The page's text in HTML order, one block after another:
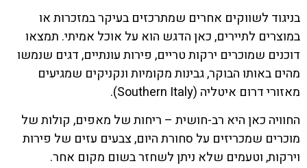
בניגוד לשווקים אחרים שמתרכזים בעיקר במזכרות או
במוצרים לתיירים, כאן הדגש הוא על אוכל אמיתי. תמצאו
דוכנים שמוכרים ירקות טריים, פירות עונתיים, דגים שנמשו
מהים באותו הבוקר, גבינות מקומיות ונקניקים שמגיעים
מאזורי דרום איטליה (Southern Italy).
החוויה כאן היא רב-חושית – ריחות של מאפים, קולות של
מוכרים שמכריזים על סחורת היום, צבעים עזים של פירות
וירקות, וטעמים שלא ניתן לשחזר בשום מקום אחר.